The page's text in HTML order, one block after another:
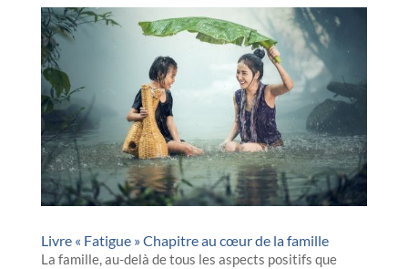
Livre « Fatigue » Chapitre au cœur de la famille
La famille, au-delà de tous les aspects positifs que